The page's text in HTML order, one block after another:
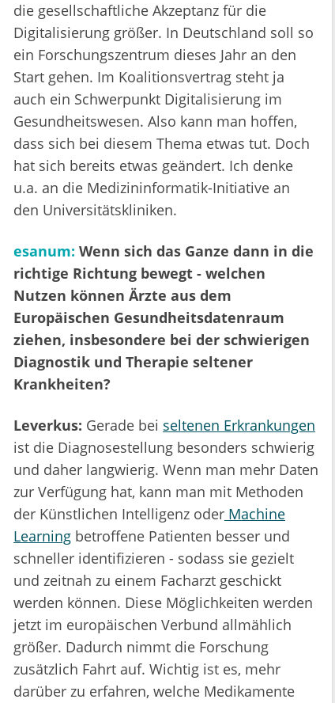
die gesellschaftliche Akzeptanz für die
Digitalisierung größer. In Deutschland soll so
ein Forschungszentrum dieses Jahr an den
Start gehen. Im Koalitionsvertrag steht ja
auch ein Schwerpunkt Digitalisierung im
Gesundheitswesen. Also kann man hoffen,
dass sich bei diesem Thema etwas tut. Doch
hat sich bereits etwas geändert. Ich denke
u.a. an die Medizininformatik-Initiative an
den Universitätskliniken.
esanum: Wenn sich das Ganze dann in die
richtige Richtung bewegt - welchen
Nutzen können Ärzte aus dem
Europäischen Gesundheitsdatenraum
ziehen, insbesondere bei der schwierigen
Diagnostik und Therapie seltener
Krankheiten?
Leverkus: Gerade bei seltenen Erkrankungen
ist die Diagnosestellung besonders schwierig
und daher langwierig. Wenn man mehr Daten
zur Verfügung hat, kann man mit Methoden
der Künstlichen Intelligenz oder Machine
Learning betroffene Patienten besser und
schneller identifizieren - sodass sie gezielt
und zeitnah zu einem Facharzt geschickt
werden können. Diese Möglichkeiten werden
jetzt im europäischen Verbund allmählich
größer. Dadurch nimmt die Forschung
zusätzlich Fahrt auf. Wichtig ist es, mehr
darüber zu erfahren, welche Medikamente